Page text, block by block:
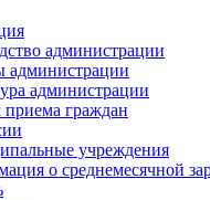
администрации
администрации
администрации
приема граждан
учреждения
о среднемесячной